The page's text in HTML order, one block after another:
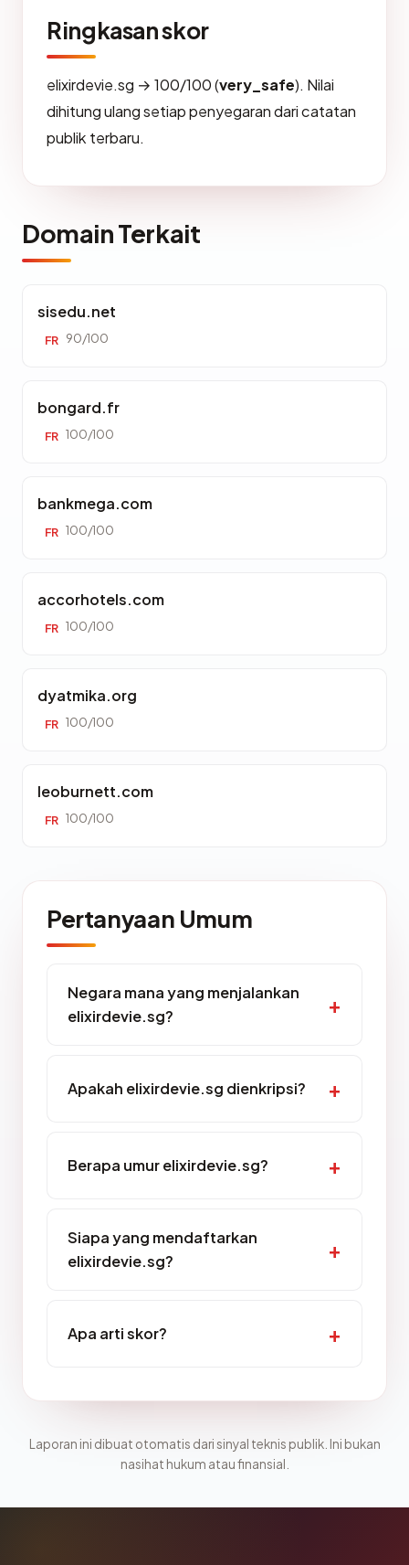
Ringkasan skor
elixirdevie.sg → 100/100 (very_safe). Nilai
dihitung ulang setiap penyegaran dari catatan
publik terbaru.
Domain Terkait
sisedu.net
FR 90/100
bongard.fr
FR 100/100
bankmega.com
FR 100/100
accorhotels.com
FR 100/100
dyatmika.org
FR 100/100
leoburnett.com
FR 100/100
Pertanyaan Umum
Negara mana yang menjalankan
elixirdevie.sg?
Apakah elixirdevie.sg dienkripsi?
Berapa umur elixirdevie.sg?
Siapa yang mendaftarkan
elixirdevie.sg?
Apa arti skor?
Laporan ini dibuat otomatis dari sinyal teknis publik. Ini bukan
nasihat hukum atau finansial.